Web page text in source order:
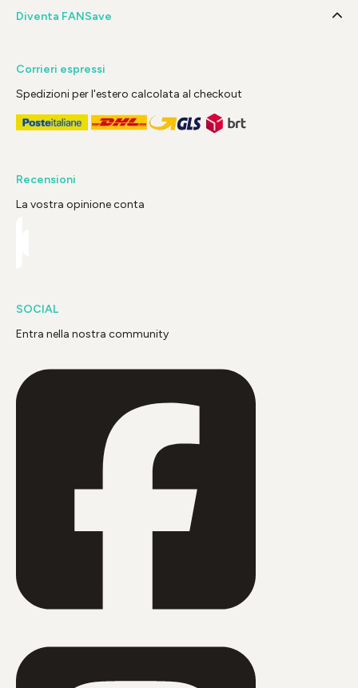
Diventa FANSave
Corrieri espressi
Spedizioni per l'estero calcolata al checkout
Recensioni
La vostra opinione conta
SOCIAL
Entra nella nostra community